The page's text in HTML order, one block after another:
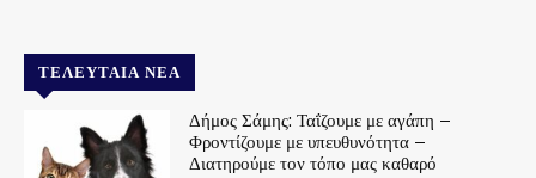
ΤΕΛΕΥΤΑΊΑ ΝΈΑ
Δήμος Σάμης: Ταΐζουμε με αγάπη –
Φροντίζουμε με υπευθυνότητα –
Διατηρούμε τον τόπο μας καθαρό